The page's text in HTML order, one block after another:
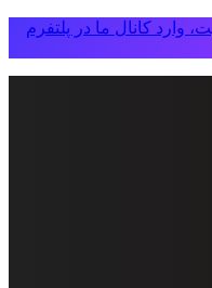
کانال ما در پلتفرم